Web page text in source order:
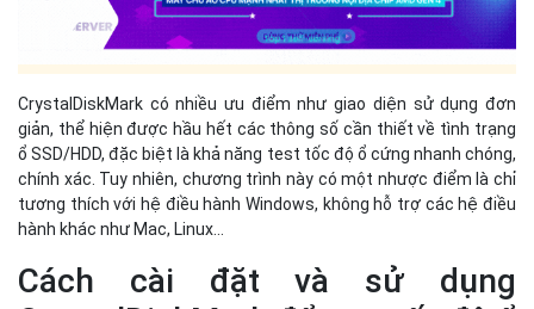
CrystalDiskMark có nhiều ưu điểm như giao diện sử dụng đơn
giản, thể hiện được hầu hết các thông số cần thiết về tình trạng
ổ SSD/HDD, đặc biệt là khả năng test tốc độ ổ cứng nhanh chóng,
chính xác. Tuy nhiên, chương trình này có một nhược điểm là chỉ
tương thích với hệ điều hành Windows, không hỗ trợ các hệ điều
hành khác như Mac, Linux...
Cách cài đặt và sử dụng